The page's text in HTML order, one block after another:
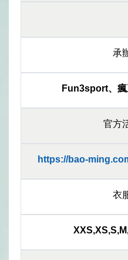
承
Fun3sport、瘋
官方
https://bao-
衣